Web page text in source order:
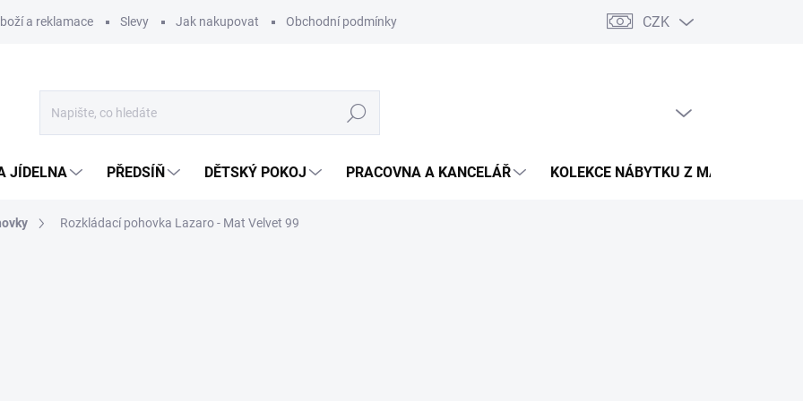
a reklamace Slevy Jak nakupovat Obchodní podmínky Podmínky ochrany osobních údajů Pojištění zásilky
CZK
Hledat
JÍDELNA PŘEDSÍŇ DĚTSKÝ POKOJ PRACOVNA A KANCELÁŘ KOLEKCE NÁBYTKU Z MASIVU
Rozkládací pohovka Lazaro - Mat Velvet 99